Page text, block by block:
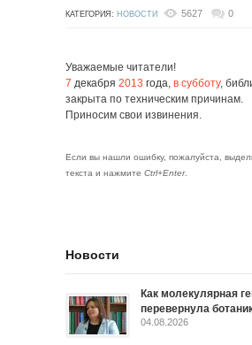
КАТЕГОРИЯ: НОВОСТИ 5627 0
Уважаемые читатели!
7 декабря 2013 года, в субботу,
закрыта по техническим причинам.
Приносим свои извинения.
Если вы нашли ошибку, пожалуйста,
текста и нажмите Ctrl+Enter.
Новости
Как молекулярная
перевернула
04.08.2026